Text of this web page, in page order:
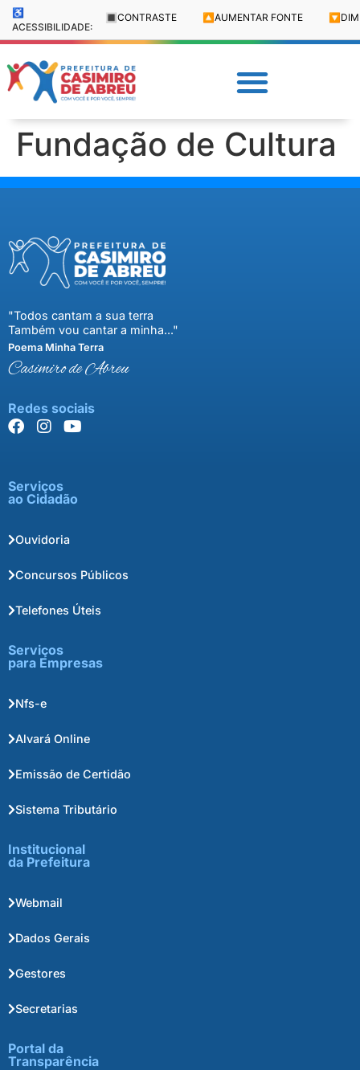
♿
ACESSIBILIDADE:
🔳 CONTRASTE 🔼 AUMENTAR FONTE 🔽
Fundação de Cultura
"Todos cantam a sua terra
Também vou cantar a minha..."
Poema Minha Terra
Casimiro de Abreu
Redes sociais
Serviços
ao Cidadão
Ouvidoria
Concursos Públicos
Telefones Úteis
Serviços
para Empresas
Nfs-e
Alvará Online
Emissão de Certidão
Sistema Tributário
Institucional
da Prefeitura
Webmail
Dados Gerais
Gestores
Secretarias
Portal da
Transparência